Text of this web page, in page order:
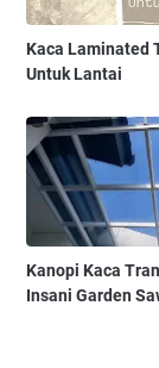
Kaca Laminated
Untuk Lantai
Kanopi Kaca
Insani Garden